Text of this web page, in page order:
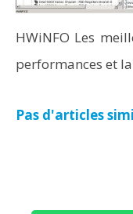
HWiNFO Les
performances et
Pas d'articles